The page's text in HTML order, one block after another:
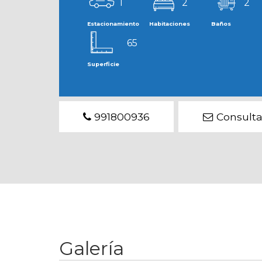
Estacionamiento
2
Habitaciones
2
Baños
65
Superficie
991800936
Galería